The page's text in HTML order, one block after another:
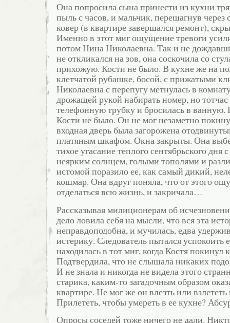
Она попросила сына принести из кухни
пыль с часов, и мальчик, перешагнув через
ковер (в квартире завершался ремонт),
Именно в этот миг ощущение тревоги
потом Нина Николаевна. Так и не
не откликался на зов, она соскочила со
прихожую. Кости не было. В кухне же на
клетчатой рубашке, босой, с прижатыми
Николаевна с перепугу метнулась в
дрожащей рукой набирать номер, но
телефонную трубку и бросилась в
Кости не было. Он не мог незаметно
входная дверь была загорожена
платяным шкафом. Окна закрыты. Она
тихое угасание теплого сентябрьского
неярким солнцем, голыми тополями и
истомой поразило ее, как самый дикий,
кошмар. Она вдруг поняла, что от этого
отделаться всю жизнь, и закричала…
Рассказывая милиционерам об
дело ловила себя на мысли, что вся эта
неправдоподобна, и мучилась, едва
истерику. Следователь пытался успокоить
находилась в тот миг, когда Костя покинул
Подтвердила, что не слышала никаких
И не знала и никогда не видела этого
старика, каким-то загадочным образом
квартире. Не мог же он влезть или
Прилететь, чтобы умереть в ее кухне?
Опросы соседей тоже ничего не дали.